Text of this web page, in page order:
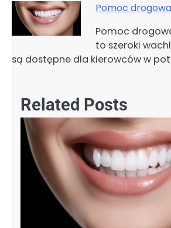
Pomoc
Pomoc
to szeroki
są dostępne dla kierowców w
Related Posts